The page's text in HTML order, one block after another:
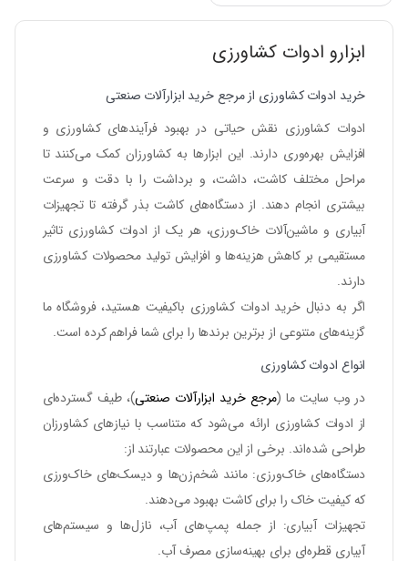
ابزارو ادوات کشاورزی
خرید ادوات کشاورزی از مرجع خرید ابزارآلات صنعتی
ادوات کشاورزی نقش حیاتی در بهبود فرآیندهای کشاورزی و
افزایش بهره‌وری دارند. این ابزارها به کشاورزان کمک می‌کنند تا
مراحل مختلف کاشت، داشت، و برداشت را با دقت و سرعت
بیشتری انجام دهند. از دستگاه‌های کاشت بذر گرفته تا تجهیزات
آبیاری و ماشین‌آلات خاک‌ورزی، هر یک از ادوات کشاورزی تاثیر
مستقیمی بر کاهش هزینه‌ها و افزایش تولید محصولات کشاورزی
دارند.
اگر به دنبالخرید ادوات کشاورزی باکیفیت هستید، فروشگاه ما
گزینه‌های متنوعی از برترین برندها را برای شما فراهم کرده است.
انواع ادوات کشاورزی
در وب سایت ما (مرجع خرید ابزارآلات صنعتی)، طیف گسترده‌ای
از ادوات کشاورزی ارائه می‌شود که متناسب با نیازهای کشاورزان
طراحی شده‌اند. برخی از این محصولات عبارتند از:
دستگاه‌های خاک‌ورزی: مانند شخم‌زن‌ها و دیسک‌های خاک‌ورزی
که کیفیت خاک را برای کاشت بهبود می‌دهند.
تجهیزات آبیاری: از جمله پمپ‌های آب، نازل‌ها و سیستم‌های
آبیاری قطره‌ای برای بهینه‌سازی مصرف آب.